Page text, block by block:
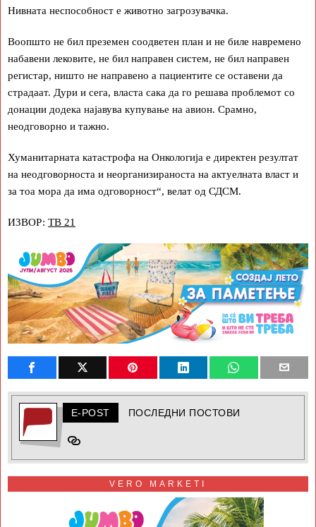
Нивната неспособност е животно загрозувачка.
Воопшто не бил преземен соодветен план и не биле навремено
набавени лековите, не бил направен систем, не бил направен
регистар, ништо не направено а пациентите се оставени да
страдаат. Дури и сега, власта сака да го решава проблемот со
донации додека најавува купување на авион. Срамно,
неодговорно и тажно.
Хуманитарната катастрофа на Онкологија е директен резултат
на неодговорноста и неорганизираноста на актуелната власт и
за тоа мора да има одговорност“, велат од СДСМ.
ИЗВОР: ТВ 21
E-POST ПОСЛЕДНИ ПОСТОВИ
VERO MARKETI